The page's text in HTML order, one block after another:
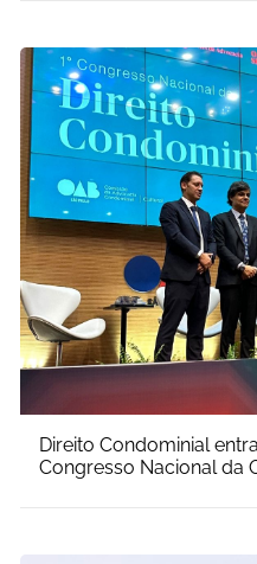
Direito Condominial
Congresso Nacional da